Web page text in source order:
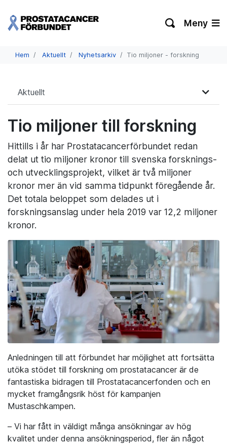
Meny
Hem Aktuellt Nyhetsarkiv Tio miljoner - forskning
Aktuellt
Tio miljoner till forskning
Hittills i år har Prostatacancerförbundet redan
delat ut tio miljoner kronor till svenska forsknings-
och utvecklingsprojekt, vilket är två miljoner
kronor mer än vid samma tidpunkt föregående år.
Det totala beloppet som delades ut i
forskningsanslag under hela 2019 var 12,2 miljoner
kronor.
Anledningen till att förbundet har möjlighet att fortsätta
utöka stödet till forskning om prostatacancer är de
fantastiska bidragen till Prostatacancerfonden och en
mycket framgångsrik höst för kampanjen
Mustaschkampen.
– Vi har fått in väldigt många ansökningar av hög
kvalitet under denna ansökningsperiod, fler än något